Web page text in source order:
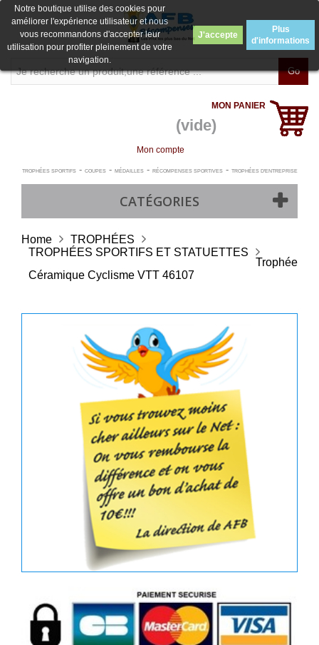
Go
MON PANIER
(vide)
Mon compte
TROPHÉES SPORTIFS- COUPES- MÉDAILLES- RÉCOMPENSES SPORTIVES- TROPHÉES D'ENTREPRISE
CATÉGORIES
Notre boutique utilise des cookies pour
améliorer l'expérience utilisateur et nous
vous recommandons d'accepter leur
utilisation pour profiter pleinement de votre
navigation.
J'accepte
Plus
d'informations
Home
TROPHÉES
TROPHÉES SPORTIFS ET STATUETTES
Trophée
Céramique Cyclisme VTT 46107